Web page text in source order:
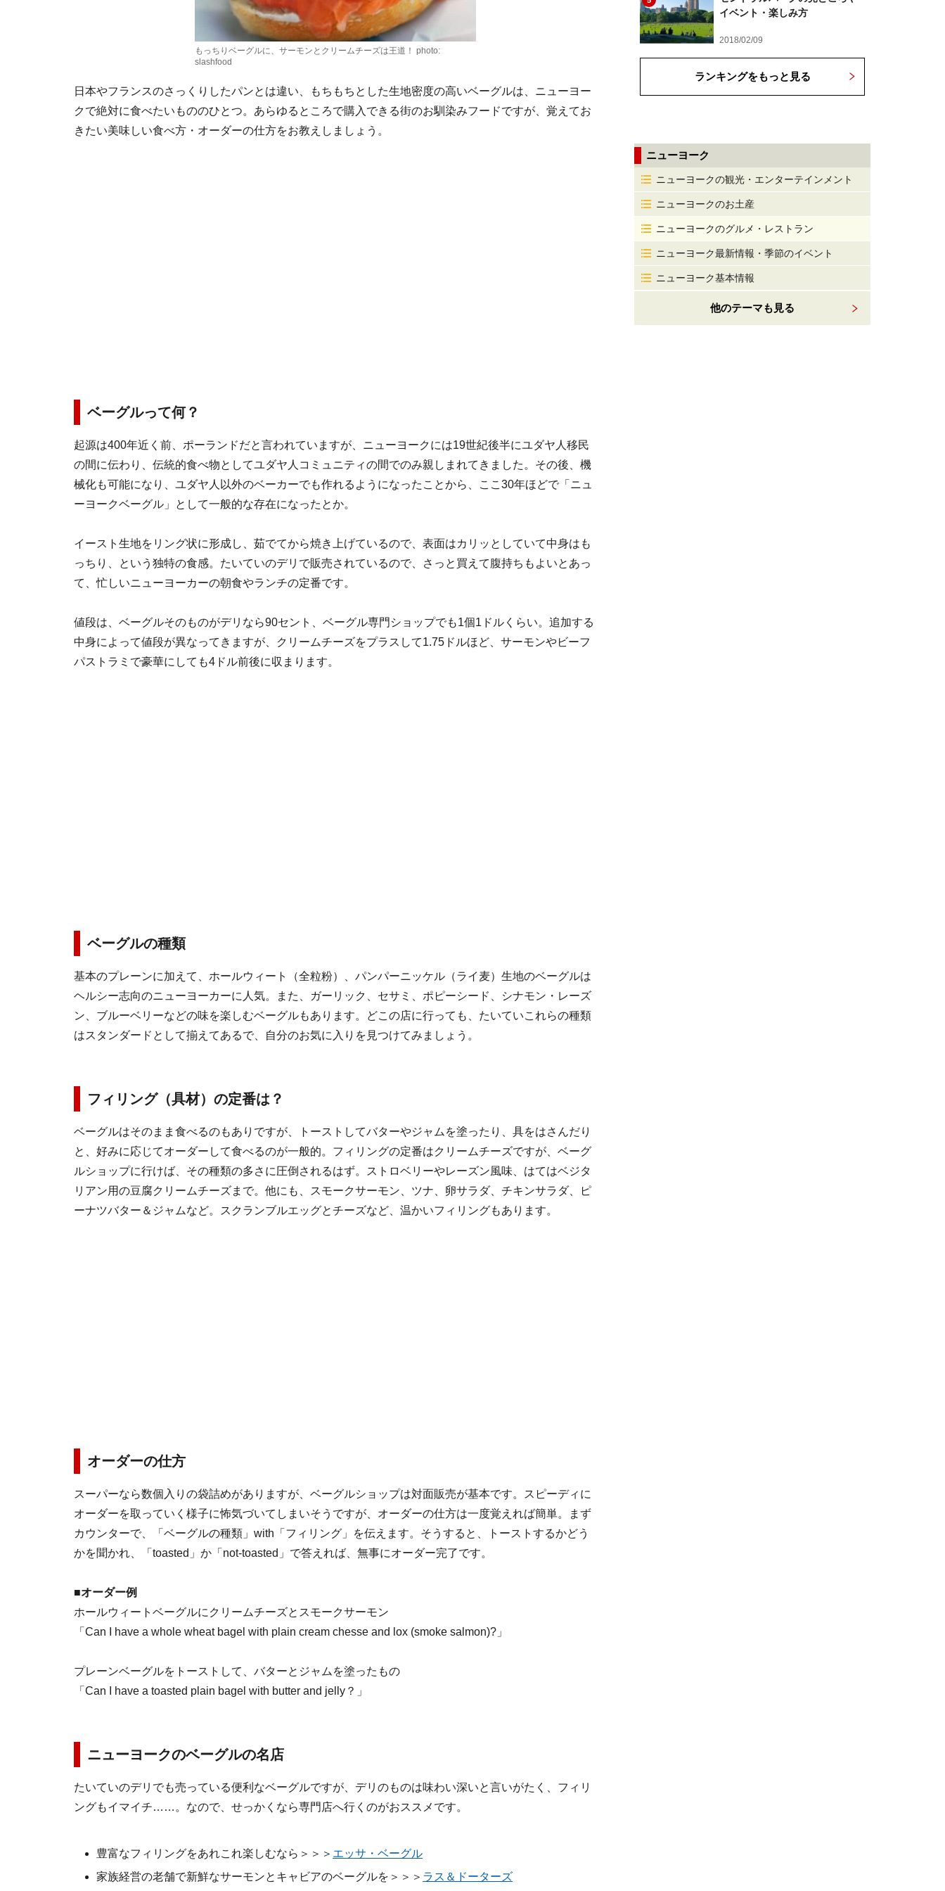
もっちりベーグルに、サーモンとクリームチーズは王道！ photo:
slashfood
日本やフランスのさっくりしたパンとは違い、もちもちとした生地密度の高いベーグルは、ニューヨー
クで絶対に食べたいもののひとつ。あらゆるところで購入できる街のお馴染みフードですが、覚えてお
きたい美味しい食べ方・オーダーの仕方をお教えしましょう。
ベーグルって何？
起源は400年近く前、ポーランドだと言われていますが、ニューヨークには19世紀後半にユダヤ人移民
の間に伝わり、伝統的食べ物としてユダヤ人コミュニティの間でのみ親しまれてきました。その後、機
械化も可能になり、ユダヤ人以外のベーカーでも作れるようになったことから、ここ30年ほどで「ニュ
ーヨークベーグル」として一般的な存在になったとか。
イースト生地をリング状に形成し、茹でてから焼き上げているので、表面はカリッとしていて中身はも
っちり、という独特の食感。たいていのデリで販売されているので、さっと買えて腹持ちもよいとあっ
て、忙しいニューヨーカーの朝食やランチの定番です。
値段は、ベーグルそのものがデリなら90セント、ベーグル専門ショップでも1個1ドルくらい。追加する
中身によって値段が異なってきますが、クリームチーズをプラスして1.75ドルほど、サーモンやビーフ
パストラミで豪華にしても4ドル前後に収まります。
ベーグルの種類
基本のプレーンに加えて、ホールウィート（全粒粉）、パンパーニッケル（ライ麦）生地のベーグルは
ヘルシー志向のニューヨーカーに人気。また、ガーリック、セサミ、ポピーシード、シナモン・レーズ
ン、ブルーベリーなどの味を楽しむベーグルもあります。どこの店に行っても、たいていこれらの種類
はスタンダードとして揃えてあるで、自分のお気に入りを見つけてみましょう。
フィリング（具材）の定番は？
ベーグルはそのまま食べるのもありですが、トーストしてバターやジャムを塗ったり、具をはさんだり
と、好みに応じてオーダーして食べるのが一般的。フィリングの定番はクリームチーズですが、ベーグ
ルショップに行けば、その種類の多さに圧倒されるはず。ストロベリーやレーズン風味、はてはベジタ
リアン用の豆腐クリームチーズまで。他にも、スモークサーモン、ツナ、卵サラダ、チキンサラダ、ピ
ーナツバター＆ジャムなど。スクランブルエッグとチーズなど、温かいフィリングもあります。
オーダーの仕方
スーパーなら数個入りの袋詰めがありますが、ベーグルショップは対面販売が基本です。スピーディに
オーダーを取っていく様子に怖気づいてしまいそうですが、オーダーの仕方は一度覚えれば簡単。まず
カウンターで、「ベーグルの種類」with「フィリング」を伝えます。そうすると、トーストするかどう
かを聞かれ、「toasted」か「not-toasted」で答えれば、無事にオーダー完了です。
■オーダー例
ホールウィートベーグルにクリームチーズとスモークサーモン
「Can I have a whole wheat bagel with plain cream chesse and lox (smoke salmon)?」
プレーンベーグルをトーストして、バターとジャムを塗ったもの
「Can I have a toasted plain bagel with butter and jelly？」
ニューヨークのベーグルの名店
たいていのデリでも売っている便利なベーグルですが、デリのものは味わい深いと言いがたく、フィリ
ングもイマイチ……。なので、せっかくなら専門店へ行くのがおススメです。
豊富なフィリングをあれこれ楽しむなら＞＞＞ エッサ・ベーグル
家族経営の老舗で新鮮なサーモンとキャビアのベーグルを＞＞＞ ラス＆ドーターズ
イベント・楽しみ方
2018/02/09
ランキングをもっと見る
ニューヨーク
ニューヨークの観光・エンターテインメント
ニューヨークのお土産
ニューヨークのグルメ・レストラン
ニューヨーク最新情報・季節のイベント
ニューヨーク基本情報
他のテーマも見る